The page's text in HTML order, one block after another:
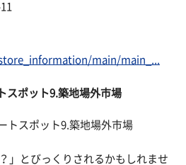
main/main_...
スポット9.築地場外市場
」とびっくりされるかもしれませ